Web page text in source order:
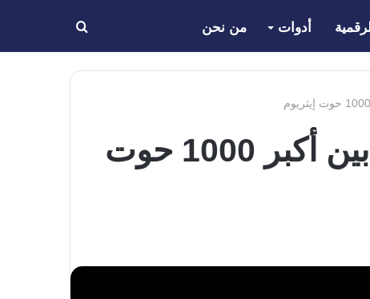
أدوات من نحن بحث
عن
أصبحت شيبا اينو SHIB أكبر توكن مملوك من بين أكبر 1000 حوت